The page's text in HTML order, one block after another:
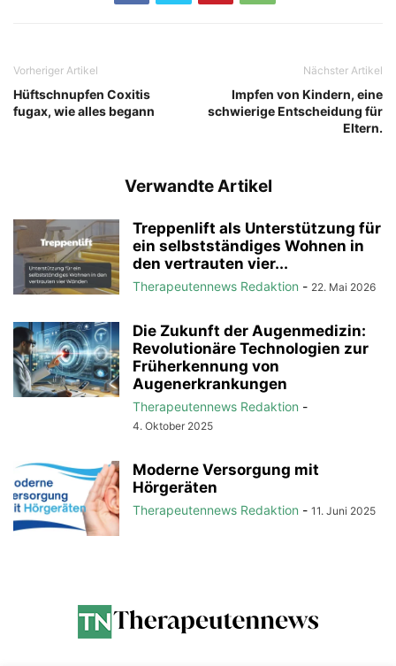
Vorheriger Artikel
Hüftschnupfen Coxitis
fugax, wie alles begann
Nächster Artikel
Impfen von Kindern, eine
schwierige Entscheidung für
Eltern.
Verwandte Artikel
Treppenlift als Unterstützung für
ein selbstständiges Wohnen in
den vertrauten vier...
Therapeutennews Redaktion - 22. Mai 2026
Die Zukunft der Augenmedizin:
Revolutionäre Technologien zur
Früherkennung von
Augenerkrankungen
Therapeutennews Redaktion -
4. Oktober 2025
Moderne Versorgung mit
Hörgeräten
Therapeutennews Redaktion - 11. Juni 2025